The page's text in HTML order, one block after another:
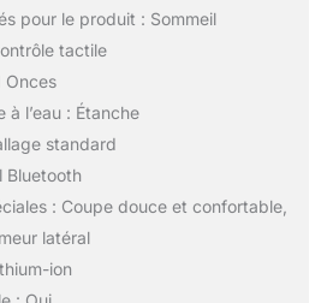
pour le produit : Sommeil
tactile
Onces
l’eau : Étanche
standard
Bluetooth
: Coupe douce et confortable,
latéral
ion